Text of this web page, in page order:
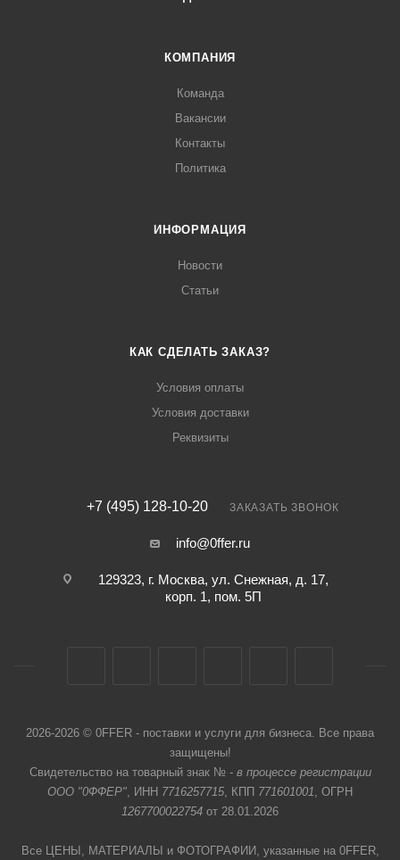
КОМПАНИЯ
Команда
Вакансии
Контакты
Политика
ИНФОРМАЦИЯ
Новости
Статьи
КАК СДЕЛАТЬ ЗАКАЗ?
Условия оплаты
Условия доставки
Реквизиты
+7 (495) 128-10-20 ЗАКАЗАТЬ ЗВОНОК
info@0ffer.ru
129323, г. Москва, ул. Снежная, д. 17,
корп. 1, пом. 5П
2026-2026 © 0FFER - поставки и услуги для бизнеса. Все права
защищены!
Свидетельство на товарный знак № - в процессе регистрации
ООО "0ФФЕР", ИНН 7716257715, КПП 771601001, ОГРН
1267700022754 от 28.01.2026
Все ЦЕНЫ, МАТЕРИАЛЫ и ФОТОГРАФИИ, указанные на 0FFER,